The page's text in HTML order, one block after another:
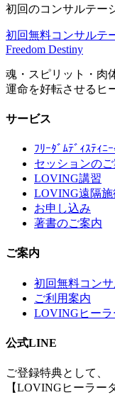
初回のコンサルテー
初回無料コンサルテ
Freedom Destiny
魂・スピリット・肉
運命を好転させるヒ
サービス
ﾌﾘｰﾀﾞﾑﾃﾞｨｽﾃｨﾆ
セッションの
LOVING講習
LOVING遠隔施
お申し込み
著書のご案内
ご案内
初回無料コン
ご利用案内
LOVINGヒーラ
公式LINE
ご登録特典として、
【LOVINGヒーラー